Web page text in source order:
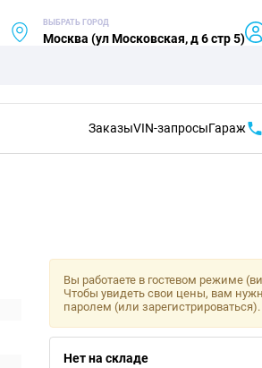
ВЫБРАТЬ ГОРОД
Москва (ул Московская, д 6 стр 5)
ЗаказыVIN-запросыГараж
Вы работаете в гостевом режиме
Чтобы увидеть свои цены, вам
паролем (или зарегистрироваться).
Нет на складе